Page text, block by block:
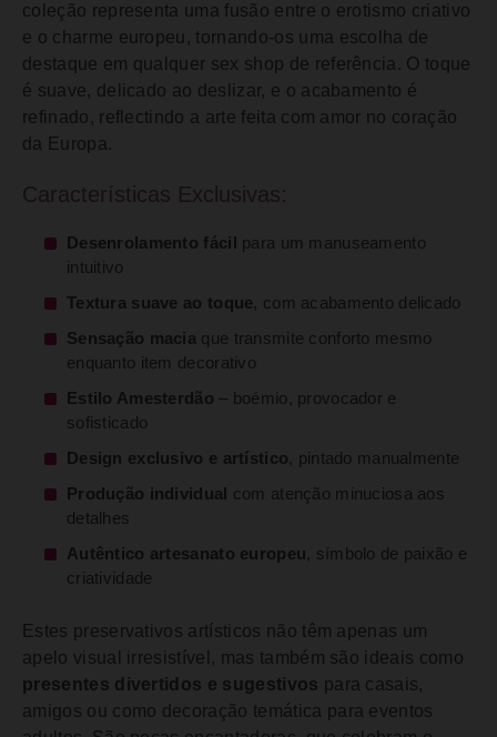
coleção representa uma fusão entre o erotismo criativo
e o charme europeu, tornando-os uma escolha de
destaque em qualquer sex shop de referência. O toque
é suave, delicado ao deslizar, e o acabamento é
refinado, reflectindo a arte feita com amor no coração
da Europa.
Características Exclusivas:
Desenrolamento fácil
para um manuseamento
intuitivo
Textura suave ao toque, com acabamento delicado
Sensação macia que transmite conforto mesmo
enquanto item decorativo
Estilo Amesterdão – boémio, provocador e
sofisticado
Design exclusivo e artístico, pintado manualmente
Produção individual
com atenção minuciosa aos
detalhes
Autêntico artesanato europeu, símbolo de paixão e
criatividade
Estes preservativos artísticos não têm apenas um
apelo visual irresistível, mas também são ideais como
presentes divertidos e sugestivos para casais,
amigos ou como decoração temática para eventos